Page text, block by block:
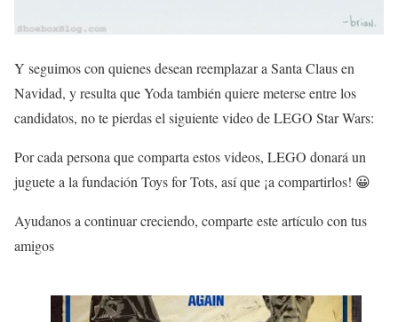
Y seguimos con quienes desean reemplazar a Santa Claus en
Navidad, y resulta que Yoda también quiere meterse entre los
candidatos, no te pierdas el siguiente video de LEGO Star Wars:
Por cada persona que comparta estos videos, LEGO donará un
juguete a la fundación Toys for Tots, así que ¡a compartirlos! 😀
Ayudanos a continuar creciendo, comparte este artículo con tus
amigos